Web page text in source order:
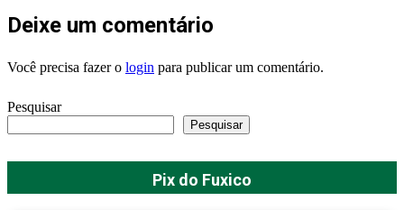
Deixe um comentário
Você precisa fazer o login para publicar um comentário.
Pesquisar
Pesquisar
Pix do Fuxico